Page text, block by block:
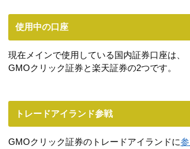
使用中の口座
現在メインで使用している国内証券口座は、
GMOクリック証券と楽天証券の2つです。
トレードアイランド参戦
GMOクリック証券のトレードアイランドに